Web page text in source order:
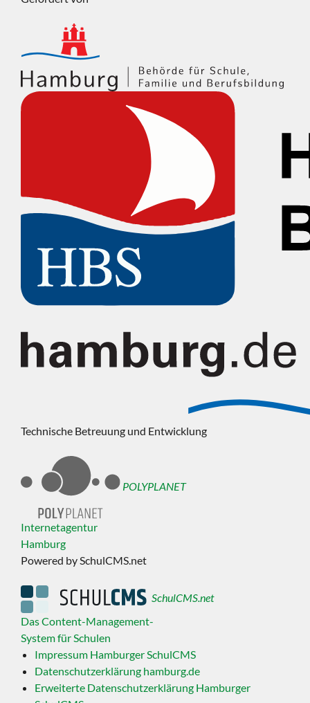
Technische Betreuung und Entwicklung
POLYPLANET
Internetagentur
Hamburg
Powered by SchulCMS.net
SchulCMS.net
Das Content-Management-
System für Schulen
Impressum Hamburger SchulCMS
Datenschutzerklärung hamburg.de
Erweiterte Datenschutzerklärung Hamburger